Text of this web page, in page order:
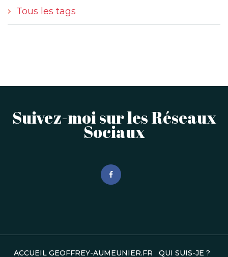
Tous les tags
Suivez-moi sur les Réseaux
Sociaux
ACCUEIL GEOFFREY-AUMEUNIER.FR QUI SUIS-JE ?